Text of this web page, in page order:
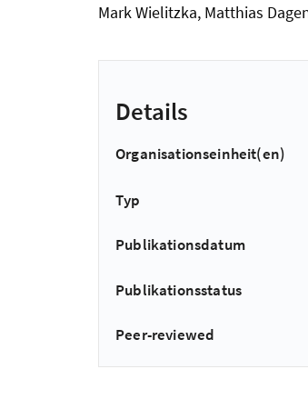
Mark Wielitzka, Matthias
Details
Organisationseinheit(en)
Typ
Publikationsdatum
Publikationsstatus
Peer-reviewed